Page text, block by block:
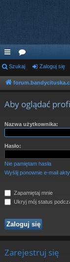
ię
ce
or
a
Szukaj Zaloguj się
Aby oglądać
Nazwa użytkownika:
Hasło:
Nie pamiętam hasła
Wyślij ponownie e-mail
Zapamiętaj mnie
Ukryj mój status
Zarejestruj się